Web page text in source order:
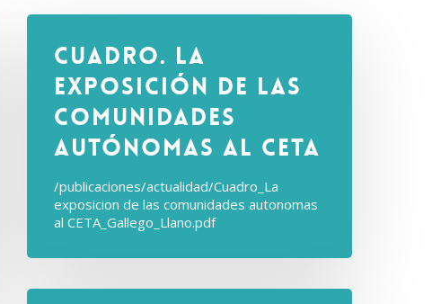
Cuadro. La
exposición de las
comunidades
autónomas al CETA
/publicaciones/actualidad/Cuadro_La
exposicion de las comunidades autonomas
al CETA_Gallego_Llano.pdf